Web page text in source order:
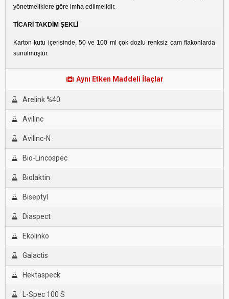
yönetmeliklere göre imha edilmelidir.
TİCARİ TAKDİM ŞEKLİ
Karton kutu içerisinde, 50 ve 100 ml çok dozlu renksiz cam flakonlarda
sunulmuştur.
Aynı Etken Maddeli İlaçlar
Arelink %40
Avilinc
Avilinc-N
Bio-Lincospec
Biolaktin
Biseptyl
Diaspect
Ekolinko
Galactis
Hektaspeck
L-Spec 100 S